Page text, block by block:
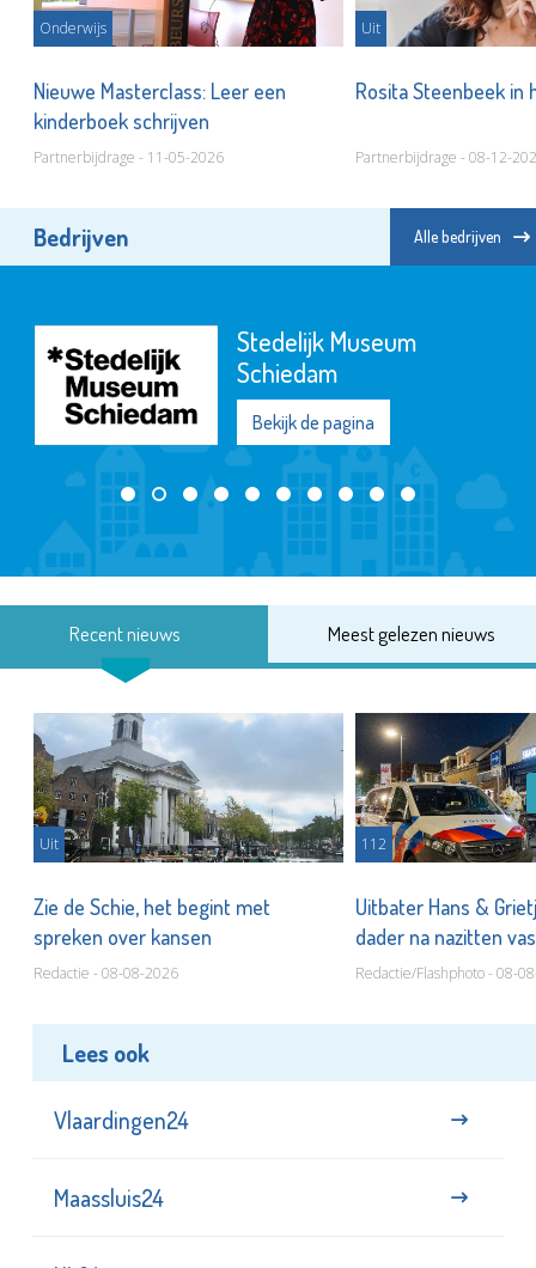
Onderwijs
Nieuwe Masterclass: Leer een
kinderboek schrijven
Partnerbijdrage - 11-05-2026
Uit
Rosita Steenbeek in
Partnerbijdrage - 08-12-
Bedrijven Alle bedrijven
De Maatschappij
Departement Waterweg-
Noord
Bekijk de pagina
Recent nieuws Meest gelezen nieuws
Uit
Zie de Schie, het begint met
spreken over kansen
Redactie - 08-08-2026
112
Uitbater Hans &
dader na nazitten
Redactie/Flashphoto - 08-
Lees ook
Vlaardingen24
Maassluis24